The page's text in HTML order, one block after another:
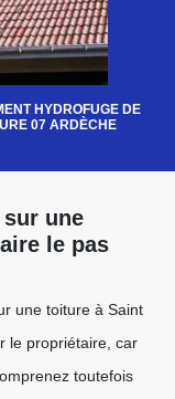
HYDROFUGE DE
07 ARDÈCHE
une
le pas
une toiture à Saint
le propriétaire, car
toutefois